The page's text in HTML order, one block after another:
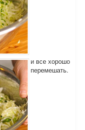
и все хорошо
перемешать.